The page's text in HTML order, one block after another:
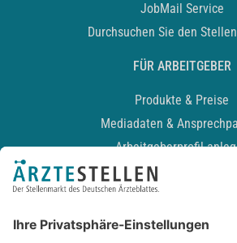
JobMail Service
Durchsuchen Sie den
FÜR ARBEITGEBER
Produkte & Preise
Mediadaten &
Arbeitgeberprofil
Recruiting-Podcast